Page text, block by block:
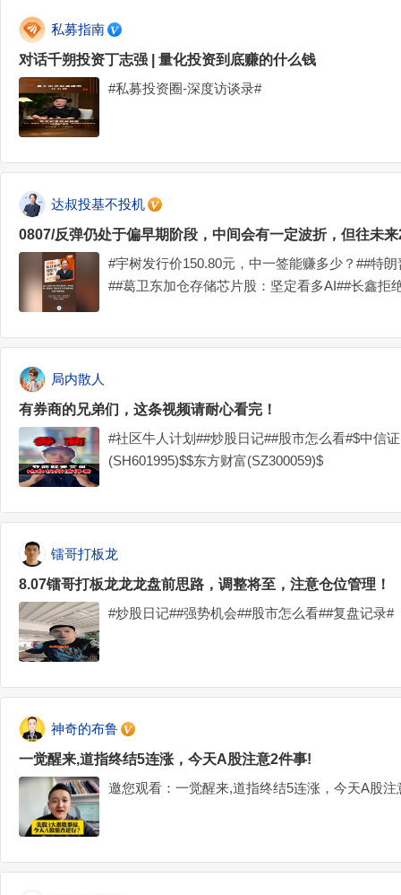
私募指南
对话千朔投资丁志强 | 量化投资到底赚的什么钱
#私募投资圈-深度访谈录#
达叔投基不投机
0807/反弹仍处于偏早期阶段，中间会有一定波折，但往未
#宇树发行价150.80元，中一签能赚多少？##特
##葛卫东加仓存储芯片股：坚定看多AI##长鑫拒
局内散人
有券商的兄弟们，这条视频请耐心看完！
#社区牛人计划##炒股日记##股市怎么看#$中信
(SH601995)$$东方财富(SZ300059)$
镭哥打板龙
8.07镭哥打板龙龙龙盘前思路，调整将至，注意仓位管理！
#炒股日记##强势机会##股市怎么看##复盘记录#
神奇的布鲁
一觉醒来,道指终结5连涨，今天A股注意2件事!
邀您观看：一觉醒来,道指终结5连涨，今天A股注